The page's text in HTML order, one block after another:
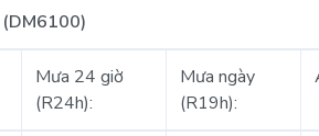
(DM6100)
Mưa 24 giờ
(R24h):
Mưa ngày
(R19h):